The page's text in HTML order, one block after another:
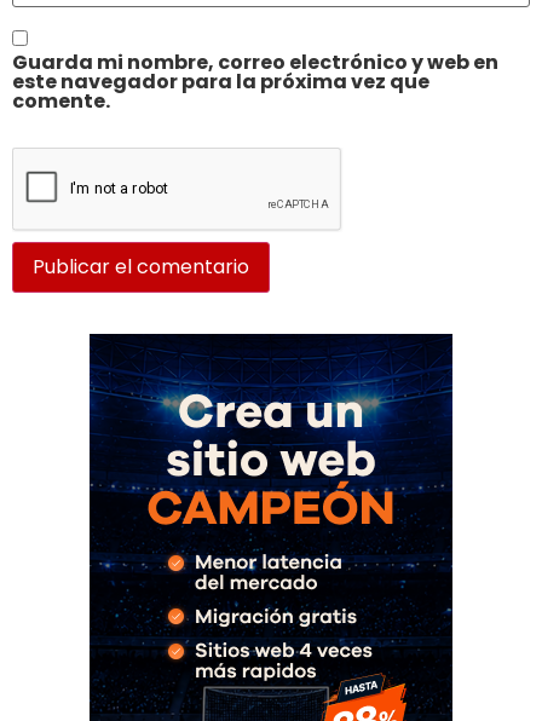
Guarda mi nombre, correo electrónico y web en
este navegador para la próxima vez que
comente.